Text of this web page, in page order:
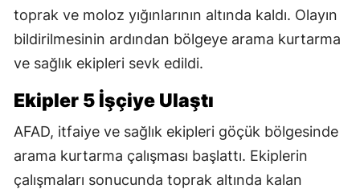
toprak ve moloz yığınlarının altında kaldı. Olayın
bildirilmesinin ardından bölgeye arama kurtarma
ve sağlık ekipleri sevk edildi.
Ekipler 5 İşçiye Ulaştı
AFAD, itfaiye ve sağlık ekipleri göçük bölgesinde
arama kurtarma çalışması başlattı. Ekiplerin
çalışmaları sonucunda toprak altında kalan